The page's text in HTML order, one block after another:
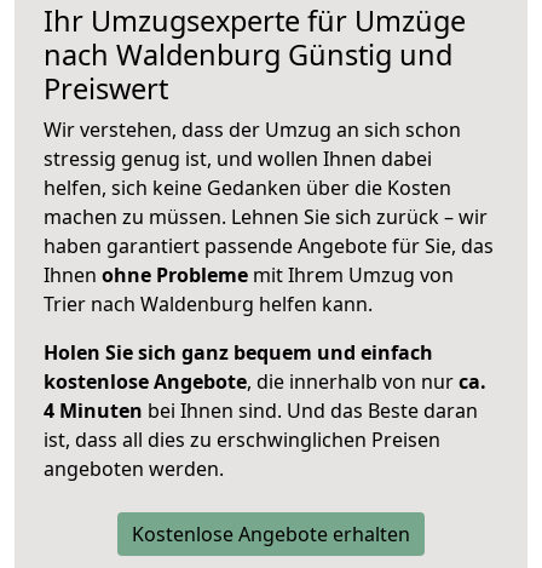
Ihr Umzugsexperte für Umzüge
nach Waldenburg Günstig und
Preiswert
Wir verstehen, dass der Umzug an sich schon
stressig genug ist, und wollen Ihnen dabei
helfen, sich keine Gedanken über die Kosten
machen zu müssen. Lehnen Sie sich zurück – wir
haben garantiert passende Angebote für Sie, das
Ihnen ohne Probleme mit Ihrem Umzug von
Trier nach Waldenburg helfen kann.
Holen Sie sich ganz bequem und einfach
kostenlose Angebote, die innerhalb von nurca.
4 Minuten bei Ihnen sind. Und das Beste daran
ist, dass all dies zu erschwinglichen Preisen
angeboten werden.
Kostenlose Angebote erhalten